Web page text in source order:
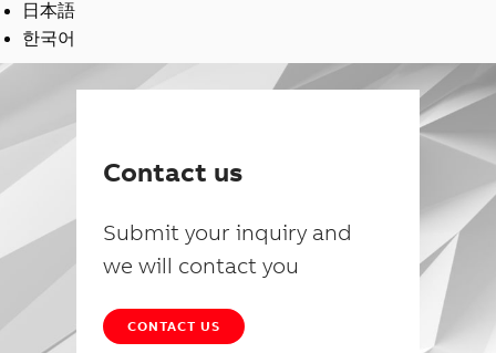
日本語
한국어
Contact us
Submit your inquiry and
we will contact you
CONTACT US